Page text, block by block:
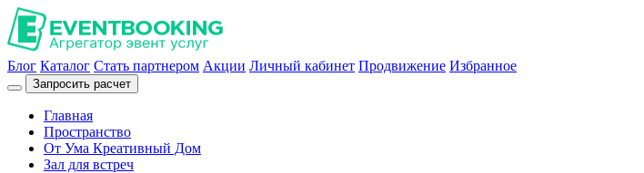
Блог Каталог Стать партнером Акции Личный кабинет Продвижение Избранное
Запросить расчет
Главная
Пространство
От Ума Креативный Дом
Зал для встреч